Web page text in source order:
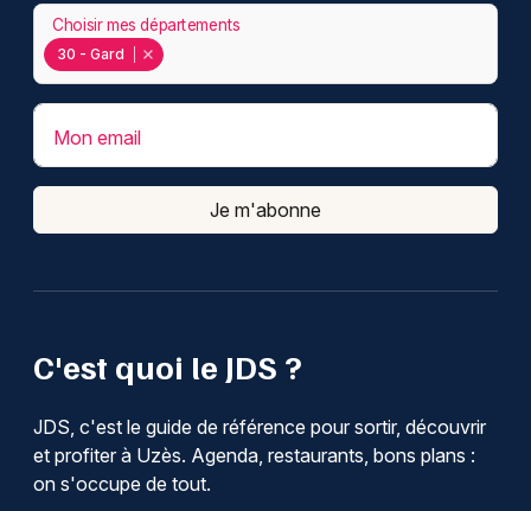
C'est quoi le JDS ?
JDS, c'est le guide de référence pour sortir, découvrir
et profiter à Uzès. Agenda, restaurants, bons plans :
on s'occupe de tout.
30 - Gard
Choisir mes départements
Mon email
Je m'abonne